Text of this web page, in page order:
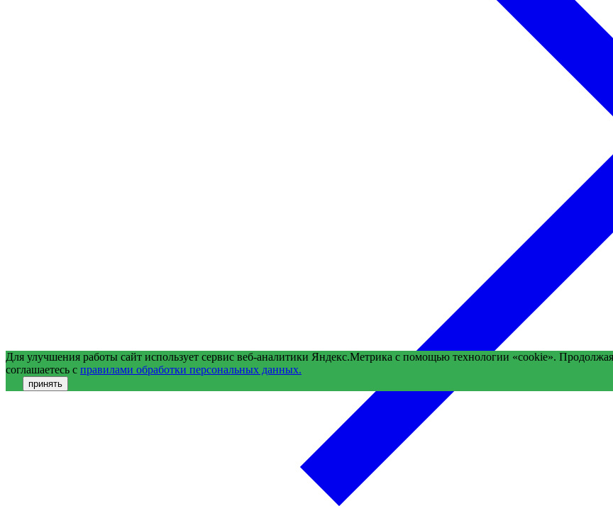
Для улучшения работы сайт использует сервис веб-аналитики Яндекс.Метрика с помощью технологии «cookie».
соглашаетесь с правилами обработки персональных данных.
принять